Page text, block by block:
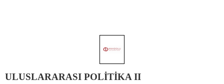
ULUSLARARASI POLİTİKA II